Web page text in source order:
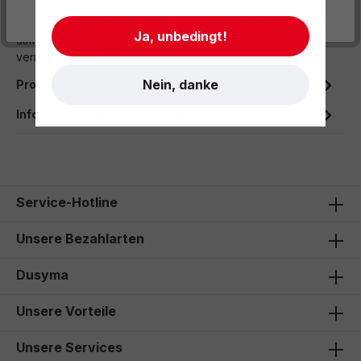
Ergänzen Sie Ihre Rückzugsbögen mit dieser schönen,
atmosphärisch gestalteten Bogenverkleidung. Dieses Set
vermittelt Ihnen…Mehr
Produktdaten
Informationen und Hinweise
Service-Hotline
Unsere Bezahlarten
Dusyma
Unsere Vorteile
Unsere Services
- Impressum - AGB - Datenschutz
Ja, unbedingt!
Nein, danke